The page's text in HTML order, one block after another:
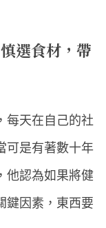
選食材，帶
每天在自己的社
可是有著數十年
他認為如果將健
鍵因素，東西要